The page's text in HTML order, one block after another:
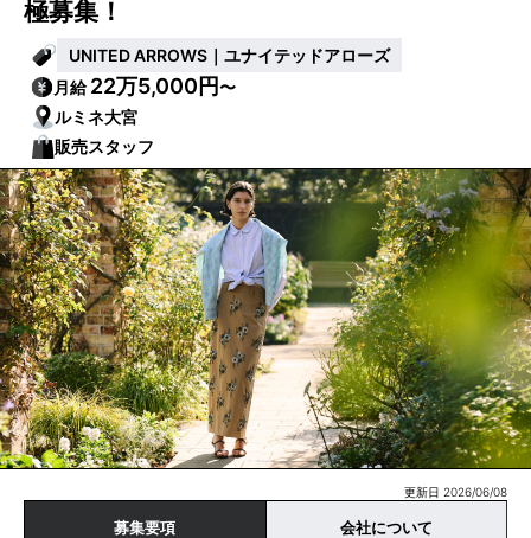
極募集！
UNITED ARROWS｜ユナイテッドアローズ
月給22万5,000円〜
ルミネ大宮
販売スタッフ
更新日 2026/06/08
募集要項 会社について